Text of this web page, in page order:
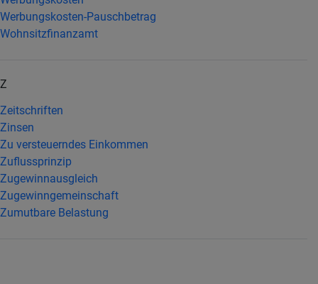
Werbungskosten-Pauschbetrag
Wohnsitzfinanzamt
Z
Zeitschriften
Zinsen
Zu versteuerndes Einkommen
Zuflussprinzip
Zugewinnausgleich
Zugewinngemeinschaft
Zumutbare Belastung